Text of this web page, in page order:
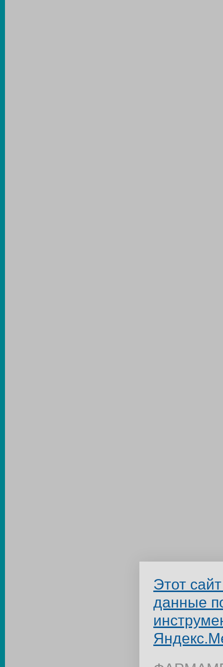
Этот
данные